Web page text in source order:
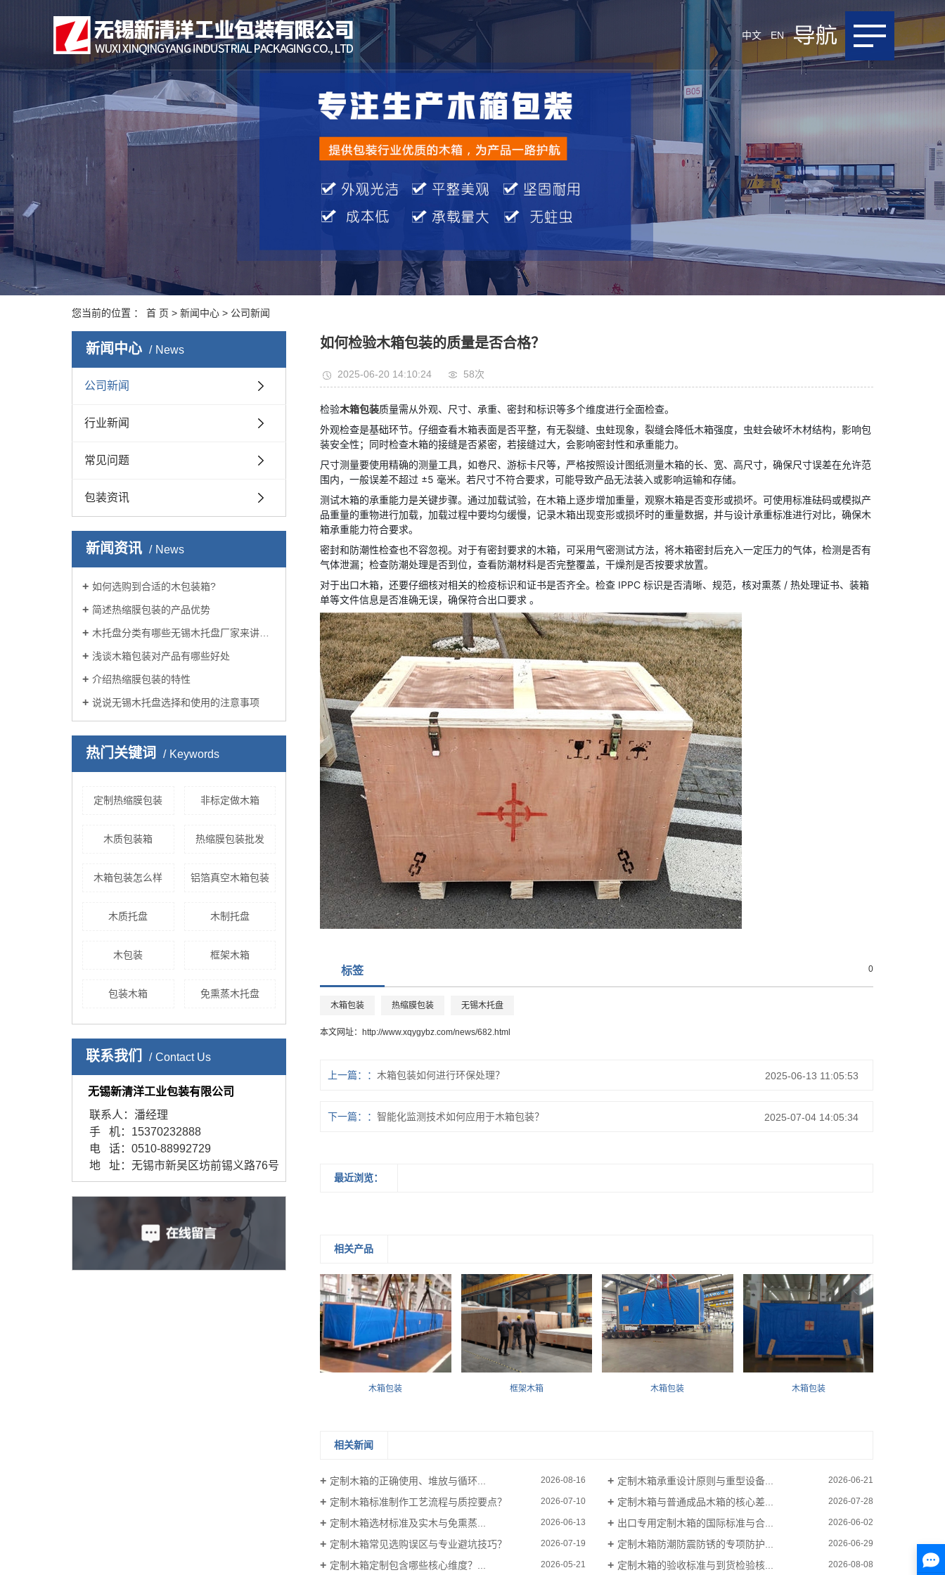
中文 EN
您当前的位置 ： 首 页 > 新闻中心 > 公司新闻
新闻中心 News
公司新闻
行业新闻
常见问题
包装资讯
新闻资讯 News
如何选购到合适的木包装箱?
简述热缩膜包装的产品优势
木托盘分类有哪些无锡木托盘厂家来讲述？
浅谈木箱包装对产品有哪些好处
介绍热缩膜包装的特性
说说无锡木托盘选择和使用的注意事项
热门关键词 Keywords
定制热缩膜包装 非标定做木箱
木质包装箱 热缩膜包装批发
木箱包装怎么样 铝箔真空木箱包装
木质托盘 木制托盘
木包装 框架木箱
包装木箱 免熏蒸木托盘
联系我们 Contact Us
无锡新清洋工业包装有限公司
联系人：潘经理
手 机：15370232888
电 话：0510-88992729
地 址：无锡市新吴区坊前锡义路76号
如何检验木箱包装的质量是否合格？
2025-06-20 14:10:24 58次
检验木箱包装质量需从外观、尺寸、承重、密封和标识等多个维度进行全面检查。
外观检查是基础环节。仔细查看木箱表面是否平整，有无裂缝、虫蛀现象，裂缝会降低木箱强度，虫蛀会破坏木材结构，影响包
装安全性；同时检查木箱的接缝是否紧密，若接缝过大，会影响密封性和承重能力。
尺寸测量要使用精确的测量工具，如卷尺、游标卡尺等，严格按照设计图纸测量木箱的长、宽、高尺寸，确保尺寸误差在允许范
围内，一般误差不超过 ±5 毫米。若尺寸不符合要求，可能导致产品无法装入或影响运输和存储。
测试木箱的承重能力是关键步骤。通过加载试验，在木箱上逐步增加重量，观察木箱是否变形或损坏。可使用标准砝码或模拟产
品重量的重物进行加载，加载过程中要均匀缓慢，记录木箱出现变形或损坏时的重量数据，并与设计承重标准进行对比，确保木
箱承重能力符合要求。
密封和防潮性检查也不容忽视。对于有密封要求的木箱，可采用气密测试方法，将木箱密封后充入一定压力的气体，检测是否有
气体泄漏；检查防潮处理是否到位，查看防潮材料是否完整覆盖，干燥剂是否按要求放置。
对于出口木箱，还要仔细核对相关的检疫标识和证书是否齐全。检查 IPPC 标识是否清晰、规范，核对熏蒸 / 热处理证书、装箱
单等文件信息是否准确无误，确保符合出口要求 。
标签 0
木箱包装 热缩膜包装 无锡木托盘
本文网址： http://www.xqygybz.com/news/682.html
上一篇： 木箱包装如何进行环保处理？ 2025-06-13 11:05:53
下一篇： 智能化监测技术如何应用于木箱包装？ 2025-07-04 14:05:34
最近浏览：
相关产品
木箱包装 框架木箱 木箱包装 木箱包装
相关新闻
定制木箱的正确使用、堆放与循环... 2026-08-16 定制木箱承重设计原则与重型设备... 2026-06-21
定制木箱标准制作工艺流程与质控要点？ 2026-07-10 定制木箱与普通成品木箱的核心差... 2026-07-28
定制木箱选材标准及实木与免熏蒸... 2026-06-13 出口专用定制木箱的国际标准与合... 2026-06-02
定制木箱常见选购误区与专业避坑技巧？ 2026-07-19 定制木箱防潮防震防锈的专项防护... 2026-06-29
定制木箱定制包含哪些核心维度？... 2026-05-21 定制木箱的验收标准与到货检验核... 2026-08-08